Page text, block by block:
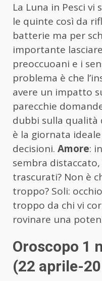
La Luna in Pesci
le quinte così da
batterie ma per
importante
preoccuoani e i
problema è che
avere un impatto
parecchie
dubbi sulla qualità
è la giornata
decisioni. Amore:
sembra
trascurati? Non è
troppo? Soli:
troppo da chi vi
rovinare una
Oroscopo 1
(22 aprile-